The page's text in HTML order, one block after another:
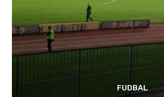
FUDBAL